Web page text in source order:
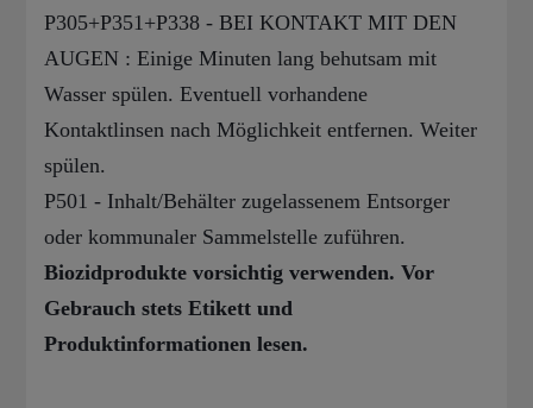
P305+P351+P338 - BEI KONTAKT MIT DEN
AUGEN : Einige Minuten lang behutsam mit
Wasser spülen. Eventuell vorhandene
Kontaktlinsen nach Möglichkeit entfernen. Weiter
spülen.
P501 - Inhalt/Behälter zugelassenem Entsorger
oder kommunaler Sammelstelle zuführen.
Biozidprodukte vorsichtig verwenden. Vor
Gebrauch stets Etikett und
Produktinformationen lesen.